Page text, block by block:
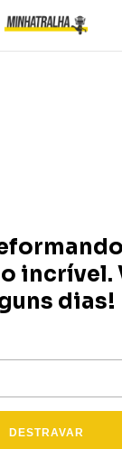
incrível.
dias!
DESTRAVAR